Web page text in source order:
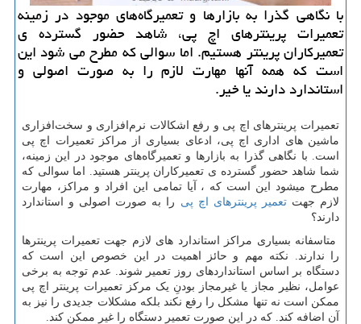
با نگاهی گذرا به بازارها و تعمیرگاه‌های موجود در زمینه
تعمیرات پرینترهای اچ پی، شاهد حضور گسترده ی
تعمیركاران پرینتر هستیم. اما سوالی كه مطرح می شود این
است كه همه آنها مهارت لازم را به صورت اصولی و
استاندارد دارند یا خیر.
تعمیرات پرینترهای اچ پی و رفع اشکالات نرم‌افزاری و سخت‌افزاری
ماشین های اداری اچ پی، ادعای بسیاری از مراکز تعمیرات اچ پی
است. با نگاهی گذرا به بازارها و تعمیرگاه‌های موجود در این زمینه،
شما شاهد حضور گسترده ی تعمیرکاران پرینتر هستید. اما سوالی که
مطرح میشود این است که ، آیا تمامی این افراد و مراکز، مهارت
لازم جهتتعمیر پرینترهای اچ پی را به صورت اصولی و استاندارد
دارند؟
متاسفانه بسیاری مراکز استاندارد های لازم جهت تعمیرات پرینترها
را ندارند. نکته مهم و حائز اهمیت در این خصوص این است که
دستگاه بر اساس استانداردهای روز تعمیر شوند. عدم توجه به برخی
عوامل، نظیر مجاز یا غیرمجاز بودنِ یک مرکز تعمیرات پرینتر اچ پی
ممکن است نه تنها مشکل را رفع نکند بلکه مشکلات جدیدی را نیز به
آن اضافه کند. که در این صورت تعمیر دستگاه را غیر ممکن کند.